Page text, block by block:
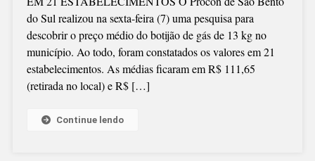
GÁS
APONTA
PREÇO
MÉDIO
EM
do Sul realizou na sexta-feira (7) uma pesquisa para
descobrir o preço médio do botijão de gás de 13 kg no
município. Ao todo, foram constatados os valores em 21
estabelecimentos. As médias ficaram em R$ 111,65
(retirada no local) e R$ […]
Continue lendo